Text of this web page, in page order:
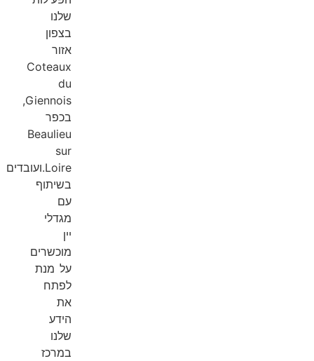
שלנו
בצפון
אזור
Coteaux
du
Giennois,
בכפר
Beaulieu
sur
Loire.ועובדים
בשיתוף
עם
מגדלי
יין
מוכשרים
על מנת
לפתח
את
הידע
שלנו
במרכז